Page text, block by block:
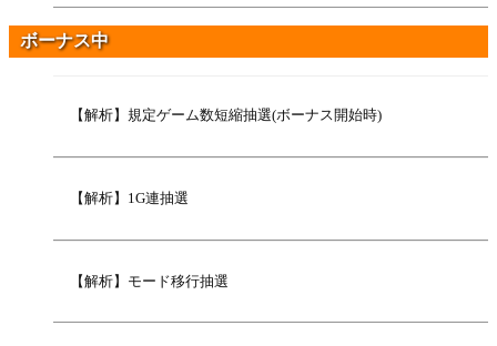
ボーナス中
【解析】規定ゲーム数短縮抽選(ボーナス開始時)
【解析】1G連抽選
【解析】モード移行抽選